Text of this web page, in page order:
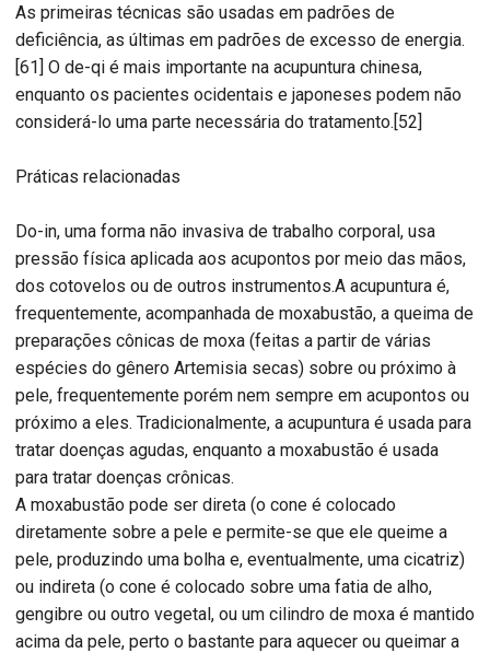
As primeiras técnicas são usadas em padrões de
deficiência, as últimas em padrões de excesso de energia.
[61] O de-qi é mais importante na acupuntura chinesa,
enquanto os pacientes ocidentais e japoneses podem não
considerá-lo uma parte necessária do tratamento.[52]
Práticas relacionadas
Do-in, uma forma não invasiva de trabalho corporal, usa
pressão física aplicada aos acupontos por meio das mãos,
dos cotovelos ou de outros instrumentos.A acupuntura é,
frequentemente, acompanhada de moxabustão, a queima de
preparações cônicas de moxa (feitas a partir de várias
espécies do gênero Artemisia secas) sobre ou próximo à
pele, frequentemente porém nem sempre em acupontos ou
próximo a eles. Tradicionalmente, a acupuntura é usada para
tratar doenças agudas, enquanto a moxabustão é usada
para tratar doenças crônicas.
A moxabustão pode ser direta (o cone é colocado
diretamente sobre a pele e permite-se que ele queime a
pele, produzindo uma bolha e, eventualmente, uma cicatriz)
ou indireta (o cone é colocado sobre uma fatia de alho,
gengibre ou outro vegetal, ou um cilindro de moxa é mantido
acima da pele, perto o bastante para aquecer ou queimar a